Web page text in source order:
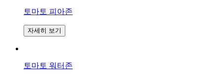
토마토 피아존
자세히 보기
토마토 워터존